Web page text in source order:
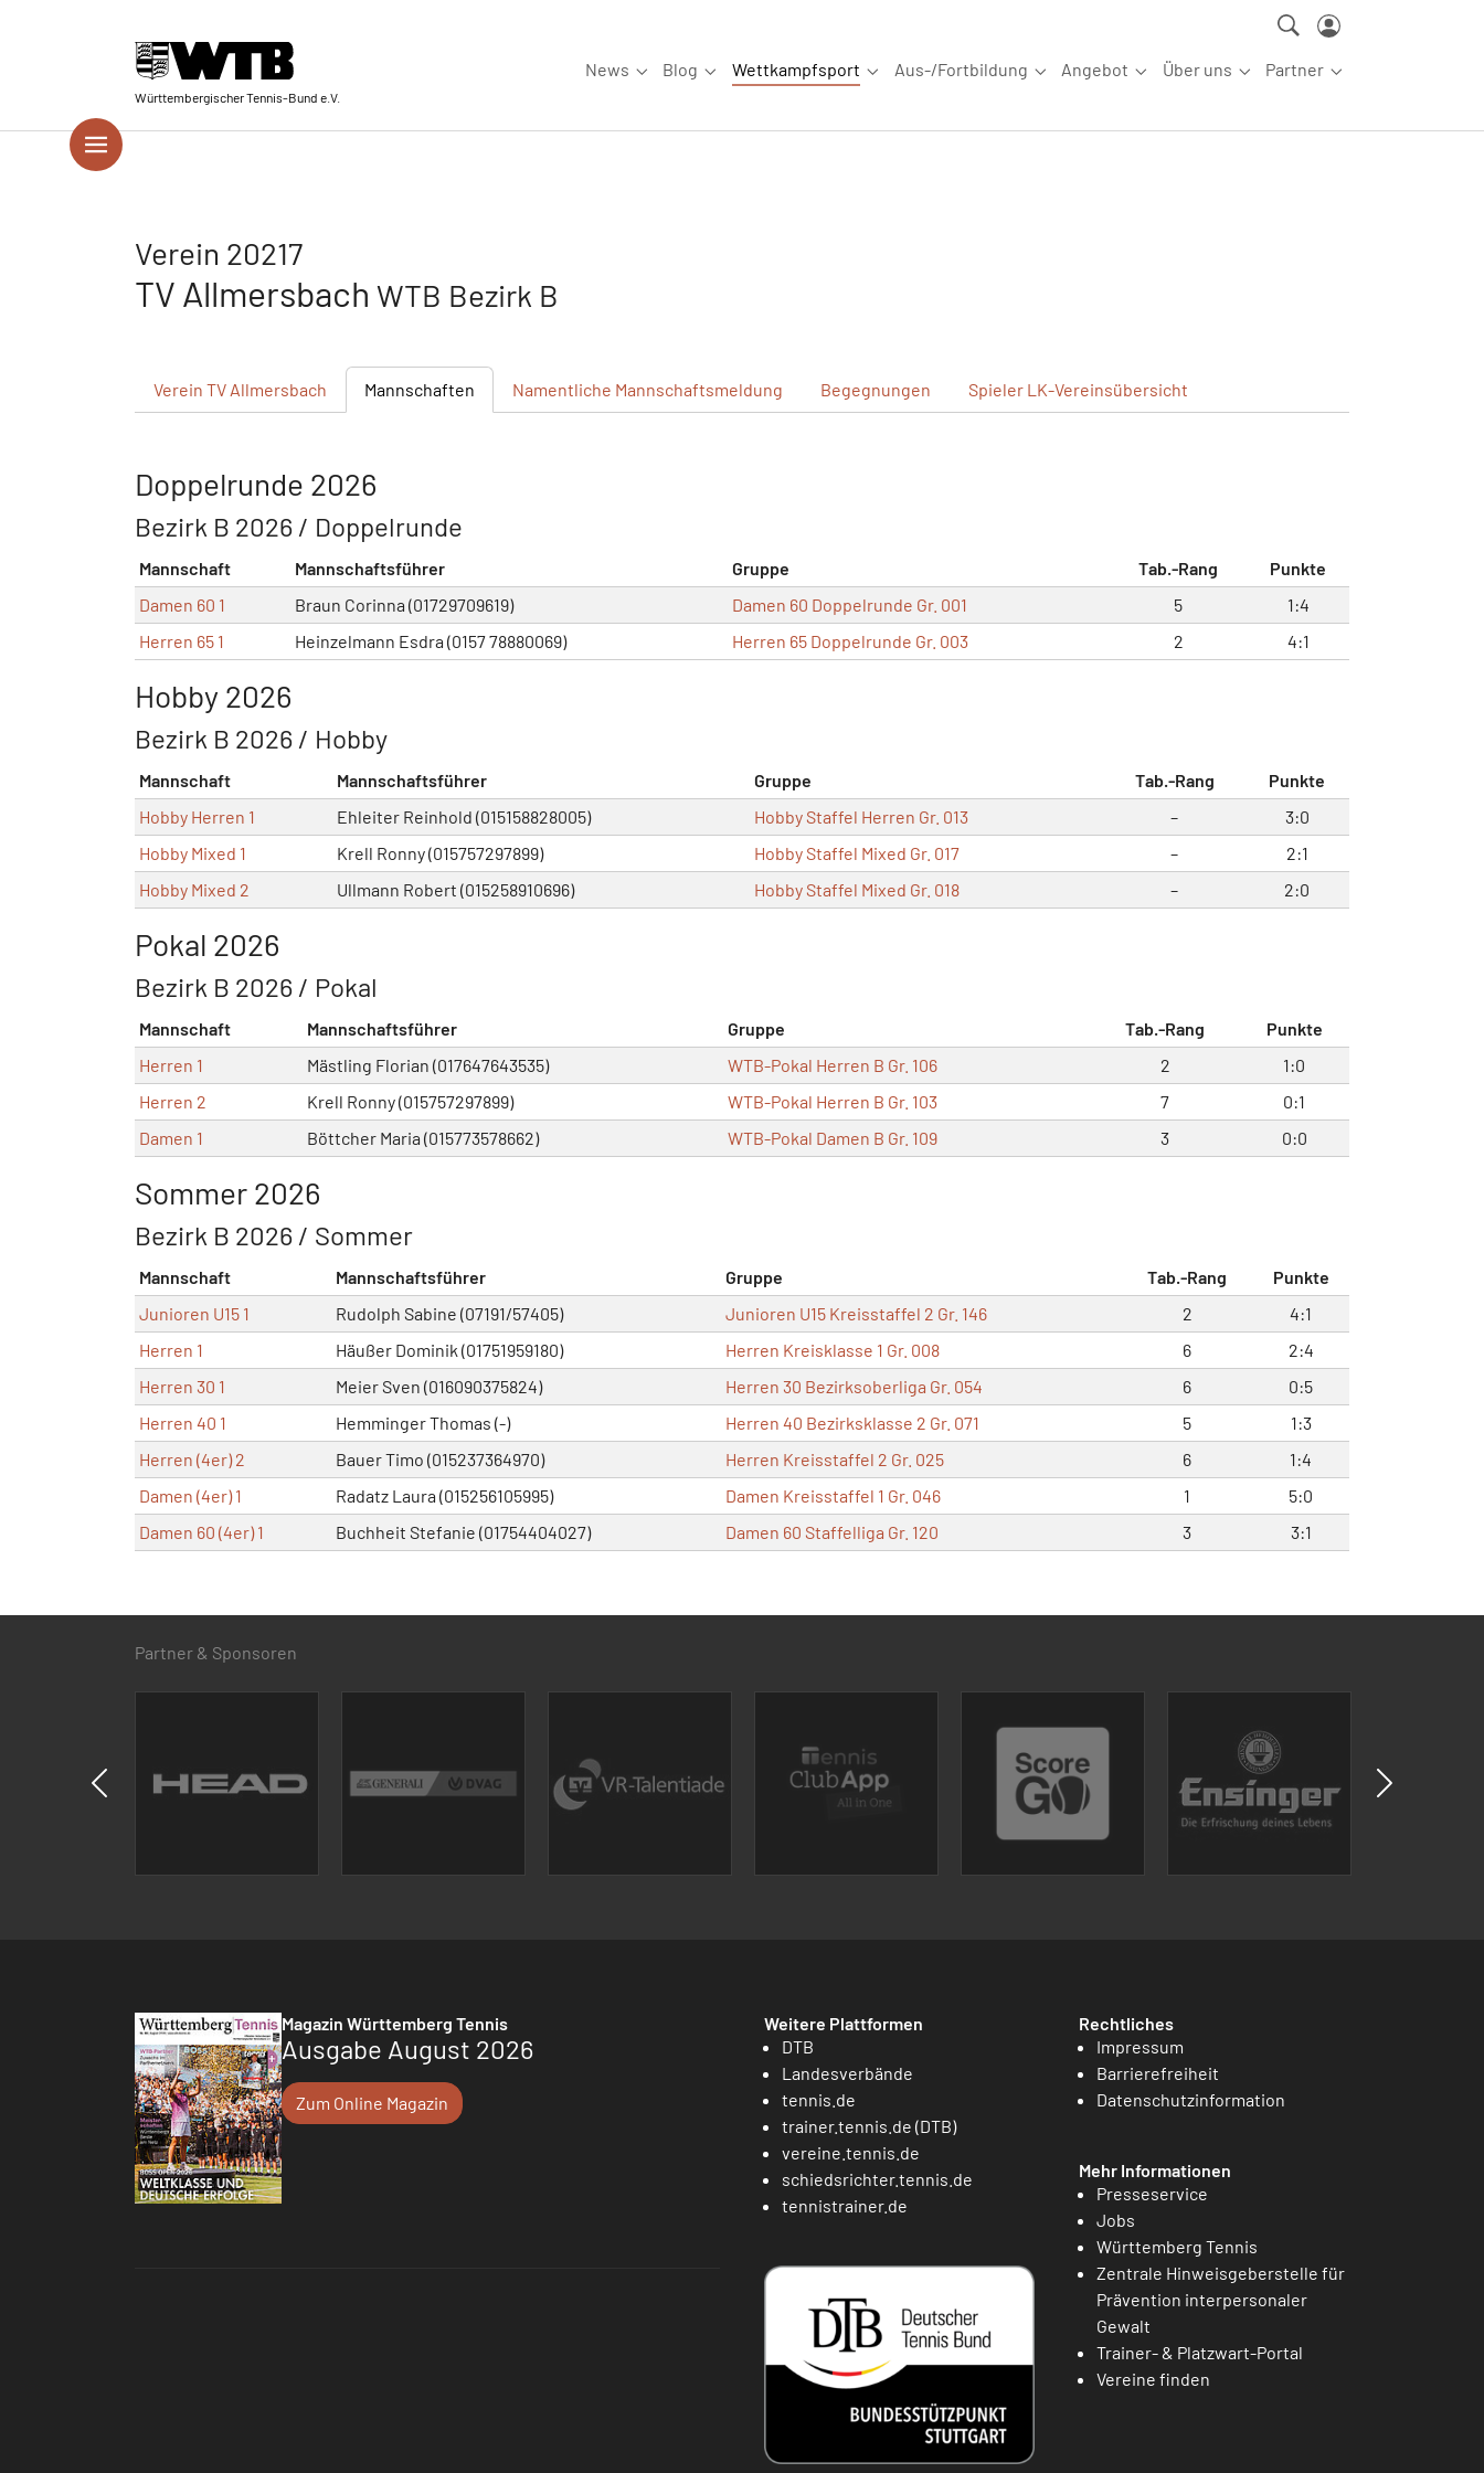
Württembergischer Tennis-Bund e.V.
News
Submenu for "News"
Blog
Submenu for "Blog"
Wettkampfsport
Submenu for "Wettkampfsport"
Aus-/Fortbildung
Submenu for "Aus-/Fortbildung"
Angebot
Submenu for "Angebot"
Über uns
Submenu for "Über uns"
Partner
Submenu for
Verein 20217
TV Allmersbach WTB Bezirk B
Verein TV Allmersbach Mannschaften Namentliche Mannschaftsmeldung Begegnungen Spieler LK-Vereinsübersicht
Doppelrunde 2026
Bezirk B 2026 / Doppelrunde
Mannschaft Mannschaftsführer Gruppe Tab.-Rang
Punkte
Damen 60 1
Braun Corinna (01729709619) Damen 60 Doppelrunde Gr. 001 5
1:4
Herren 65 1
Heinzelmann Esdra (0157 78880069) Herren 65 Doppelrunde Gr. 003 2 4:1
Hobby 2026
Bezirk B 2026 / Hobby
Mannschaft Mannschaftsführer Gruppe Tab.-Rang
Punkte
Hobby Herren 1
Ehleiter Reinhold (015158828005) Hobby Staffel Herren Gr. 013 –
3:0
Hobby Mixed 1
Krell Ronny (015757297899) Hobby Staffel Mixed Gr. 017 –
2:1
Hobby Mixed 2
Ullmann Robert (015258910696) Hobby Staffel Mixed Gr. 018 – 2:0
Pokal 2026
Bezirk B 2026 / Pokal
Mannschaft Mannschaftsführer Gruppe Tab.-Rang
Punkte
Herren 1
Mästling Florian (017647643535) WTB-Pokal Herren B Gr. 106 2
1:0
Herren 2
Krell Ronny (015757297899) WTB-Pokal Herren B Gr. 103 7
0:1
Damen 1
Böttcher Maria (015773578662) WTB-Pokal Damen B Gr. 109 3 0:0
Sommer 2026
Bezirk B 2026 / Sommer
Mannschaft Mannschaftsführer Gruppe Tab.-Rang
Punkte
Junioren U15 1
Rudolph Sabine (07191/57405) Junioren U15 Kreisstaffel 2 Gr. 146 2
4:1
Herren 1
Häußer Dominik (01751959180) Herren Kreisklasse 1 Gr. 008 6
2:4
Herren 30 1
Meier Sven (016090375824) Herren 30 Bezirksoberliga Gr. 054 6
0:5
Herren 40 1
Hemminger Thomas (-) Herren 40 Bezirksklasse 2 Gr. 071 5
1:3
Herren (4er) 2
Bauer Timo (015237364970) Herren Kreisstaffel 2 Gr. 025 6
1:4
Damen (4er) 1
Radatz Laura (015256105995) Damen Kreisstaffel 1 Gr. 046 1
5:0
Damen 60 (4er) 1
Buchheit Stefanie (01754404027) Damen 60 Staffelliga Gr. 120 3 3:1
Partner & Sponsoren
Magazin Württemberg Tennis
Ausgabe August 2026
Zum Online Magazin
Weitere Plattformen
DTB
Landesverbände
tennis.de
trainer.tennis.de (DTB)
vereine.tennis.de
schiedsrichter.tennis.de
tennistrainer.de
Rechtliches
Impressum
Barrierefreiheit
Datenschutzinformation
Mehr Informationen
Presseservice
Jobs
Württemberg Tennis
Zentrale Hinweisgeberstelle für
Prävention interpersonaler
Gewalt
Trainer- & Platzwart-Portal
Vereine finden